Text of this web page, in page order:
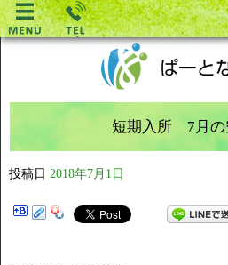
短期入所 7月の
投稿日 2018年7月1日